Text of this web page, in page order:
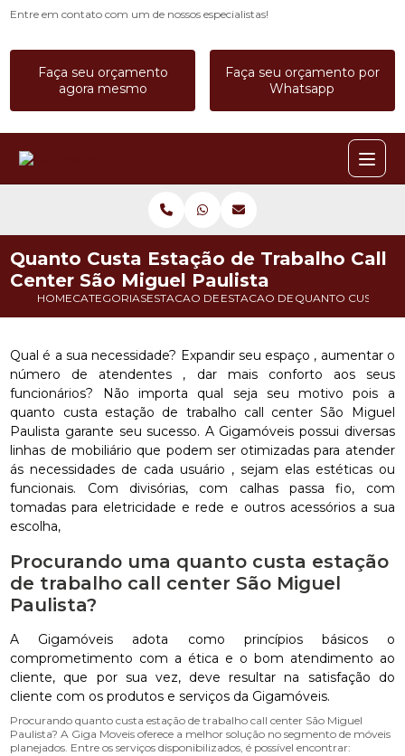
Entre em contato com um de nossos especialistas!
Faça seu orçamento
agora mesmo
Faça seu orçamento por
Whatsapp
HOMECATEGORIASESTACAO DE TRABALHOESTACAO DE TRABALHO 8
QUANTO CUSTA
Quanto Custa Estação de Trabalho Call
Center São Miguel Paulista
Qual é a sua necessidade? Expandir seu espaço , aumentar o
número de atendentes , dar mais conforto aos seus
funcionários? Não importa qual seja seu motivo pois a
quanto custa estação de trabalho call center São Miguel
Paulista garante seu sucesso. A Gigamóveis possui diversas
linhas de mobiliário que podem ser otimizadas para atender
ás necessidades de cada usuário , sejam elas estéticas ou
funcionais. Com divisórias, com calhas passa fio, com
tomadas para eletricidade e rede e outros acessórios a sua
escolha,
Procurando uma quanto custa estação
de trabalho call center São Miguel
Paulista?
A Gigamóveis adota como princípios básicos o
comprometimento com a ética e o bom atendimento ao
cliente, que por sua vez, deve resultar na satisfação do
cliente com os produtos e serviços da Gigamóveis.
Procurando quanto custa estação de trabalho call center São Miguel
Paulista? A Giga Moveis oferece a melhor solução no segmento de móveis
planejados. Entre os serviços disponibilizados, é possível encontrar: